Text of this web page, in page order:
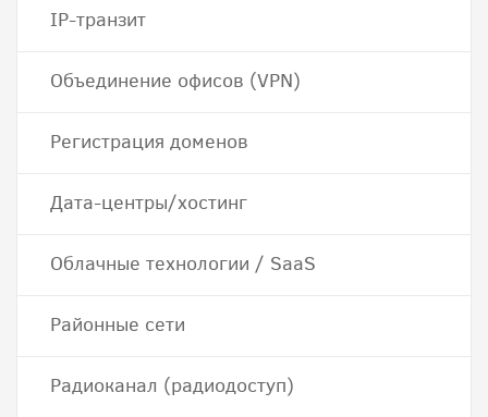
IP-транзит
Объединение офисов (VPN)
Регистрация доменов
Дата-центры/хостинг
Облачные технологии / SaaS
Районные сети
Радиоканал (радиодоступ)